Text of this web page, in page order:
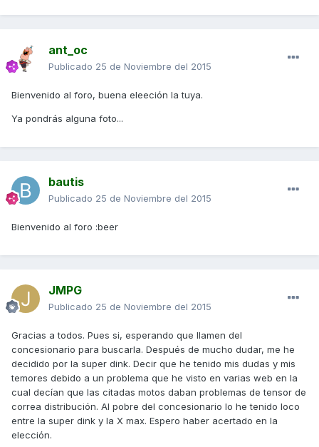
ant_oc
Publicado 25 de Noviembre del 2015
Bienvenido al foro, buena eleeción la tuya.
Ya pondrás alguna foto...
bautis
Publicado 25 de Noviembre del 2015
Bienvenido al foro :beer
JMPG
Publicado 25 de Noviembre del 2015
Gracias a todos. Pues si, esperando que llamen del
concesionario para buscarla. Después de mucho dudar, me he
decidido por la super dink. Decir que he tenido mis dudas y mis
temores debido a un problema que he visto en varias web en la
cual decían que las citadas motos daban problemas de tensor de
correa distribución. Al pobre del concesionario lo he tenido loco
entre la super dink y la X max. Espero haber acertado en la
elección.